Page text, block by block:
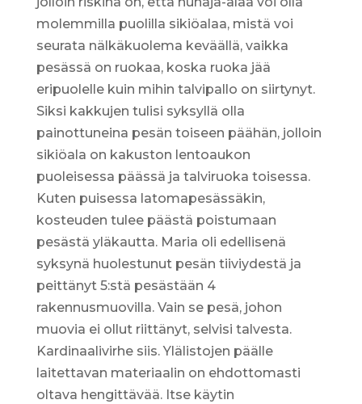
molemmilla puolilla sikiöalaa, mistä voi
seurata nälkäkuolema keväällä, vaikka
pesässä on ruokaa, koska ruoka jää
eripuolelle kuin mihin talvipallo on siirtynyt.
Siksi kakkujen tulisi syksyllä olla
painottuneina pesän toiseen päähän, jolloin
sikiöala on kakuston lentoaukon
puoleisessa päässä ja talviruoka toisessa.
Kuten puisessa latomapesässäkin,
kosteuden tulee päästä poistumaan
pesästä yläkautta. Maria oli edellisenä
syksynä huolestunut pesän tiiviydestä ja
peittänyt 5:stä pesästään 4
rakennusmuovilla. Vain se pesä, johon
muovia ei ollut riittänyt, selvisi talvesta.
Kardinaalivirhe siis. Ylälistojen päälle
laitettavan materiaalin on ehdottomasti
oltava hengittävää. Itse käytin